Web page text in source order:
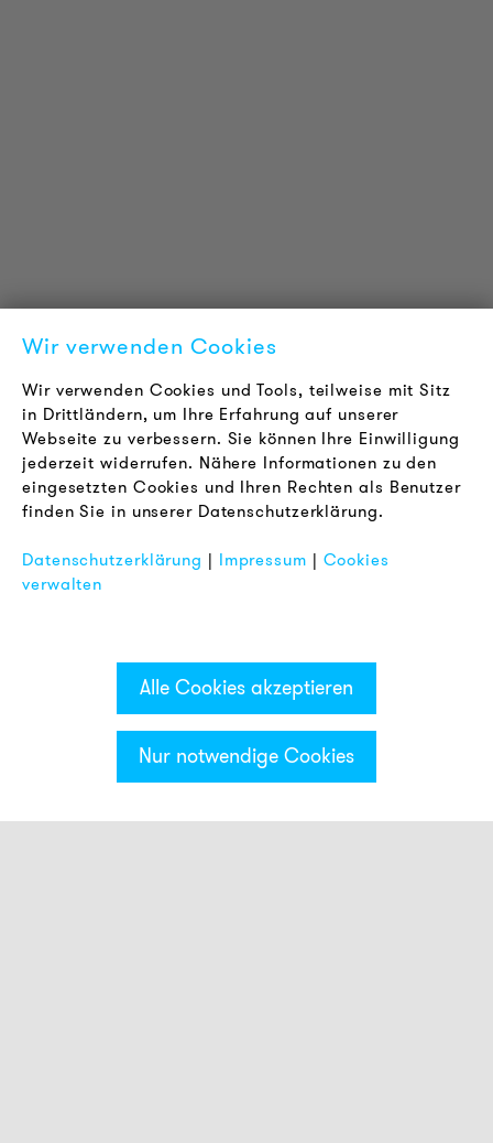
Kategorien & Filter
Karriere
Newsletter
RECHTLICHES
AGB
Datenschutz
FAQ
Wir verwenden Cookies
Wir verwenden Cookies und Tools, teilweise mit Sitz
in Drittländern, um Ihre Erfahrung auf unserer
Webseite zu verbessern. Sie können Ihre Einwilligung
jederzeit widerrufen. Nähere Informationen zu den
eingesetzten Cookies und Ihren Rechten als Benutzer
finden Sie in unserer Datenschutzerklärung.
Datenschutzerklärung | Impressum | Cookies
verwalten
Alle Cookies akzeptieren
Nur notwendige Cookies